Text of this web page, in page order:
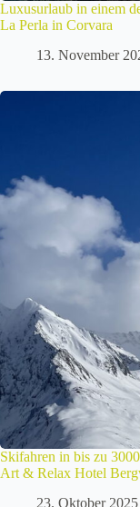
Luxusurlaub in einem
La Perla in Corvara
13. November
Skifahren in bis zu
Art & Relax Hotel
23. Oktober 2025